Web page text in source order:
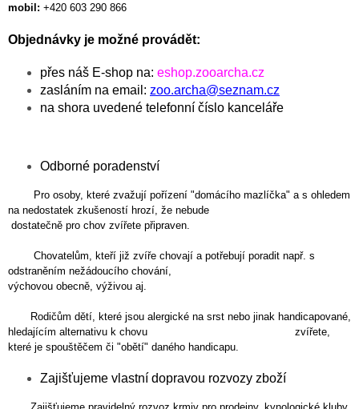
mobil: +420 603 290 866
Objednávky je možné provádět:
přes náš E-shop na: eshop.zooarcha.cz
zasláním na email: zoo.archa@seznam.cz
na shora uvedené telefonní číslo kanceláře
Odborné poradenství
Pro osoby, které zvažují pořízení "domácího mazlíčka" a s ohledem
na nedostatek zkušeností hrozí, že nebude
dostatečně pro chov zvířete připraven.
Chovatelům, kteří již zvíře chovají a potřebují poradit např. s
odstraněním nežádoucího chování,
výchovou obecně, výživou aj.
Rodičům dětí, které jsou alergické na srst nebo jinak handicapované,
hledajícím alternativu k chovu zvířete,
které je spouštěčem či "obětí" daného handicapu.
Zajišťujeme vlastní dopravou rozvozy zboží